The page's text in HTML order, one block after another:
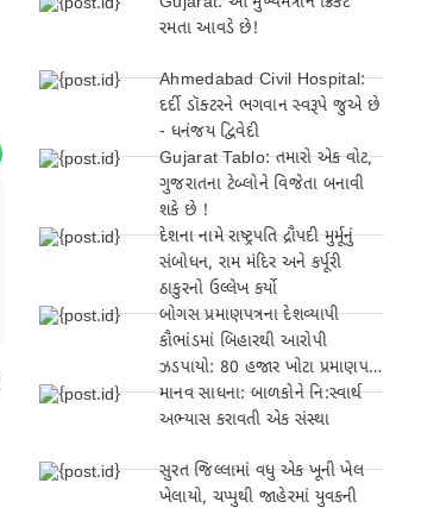
રમતા આવડે છે!
Ahmedabad Civil Hospital:
દર્દી ડૉક્ટરને ભગવાન સ્વરૂપે જુએ છે
- ધનંજય દ્વિવેદી
Gujarat Tablo: તમારો એક વોટ,
ગુજરાતના ટેબ્લોને વિજેતા બનાવી
શકે છે !
દેશના નામે રાષ્ટ્રપતિ દ્રૌપદી મુર્મૂનું
સંબોધન, રામ મંદિર અને કર્પૂરી
ઠાકુરનો ઉલ્લેખ કર્યો
બોગસ પ્રમાણપત્રના દેશવ્યાપી
કૌભાંડમાં બિહારથી આરોપી
ઝડપાયો: 80 હજાર ખોટા પ્રમાણપત્રો
બનાવ્યા!
માનવ સાધના: બાળકોને નિ:સ્વાર્થ
અભ્યાસ કરાવતી એક સંસ્થા
સુરત જિલ્લામાં વધુ એક ખૂની ખેલ
ખેલાયો, ચપ્પુથી જાહેરમાં યુવકની